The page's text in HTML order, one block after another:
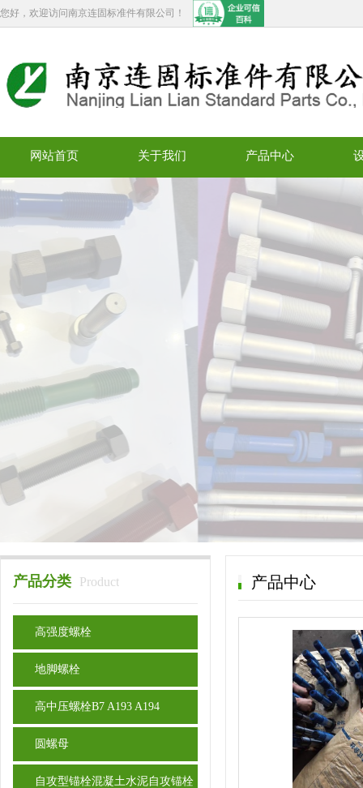
您好，欢迎访问南京连固标准件有限公司！
网站首页 关于我们 产品中心
产品分类 Product
高强度螺栓
地脚螺栓
高中压螺栓B7 A193 A194
圆螺母
自攻型锚栓混凝土水泥自攻锚栓
产品中心